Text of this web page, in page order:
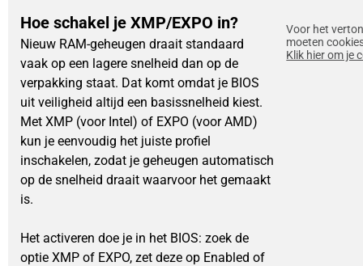
Hoe schakel je XMP/EXPO in?
Nieuw RAM-geheugen draait standaard
vaak op een lagere snelheid dan op de
verpakking staat. Dat komt omdat je BIOS
uit veiligheid altijd een basissnelheid kiest.
Met XMP (voor Intel) of EXPO (voor AMD)
kun je eenvoudig het juiste profiel
inschakelen, zodat je geheugen automatisch
op de snelheid draait waarvoor het gemaakt
is.
Het activeren doe je in het BIOS: zoek de
optie XMP of EXPO, zet deze op Enabled of
Voor het
moeten
Klik hier om je